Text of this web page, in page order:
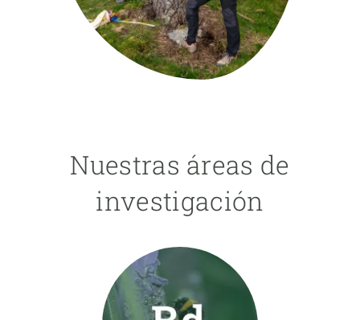
Nuestras áreas de
investigación